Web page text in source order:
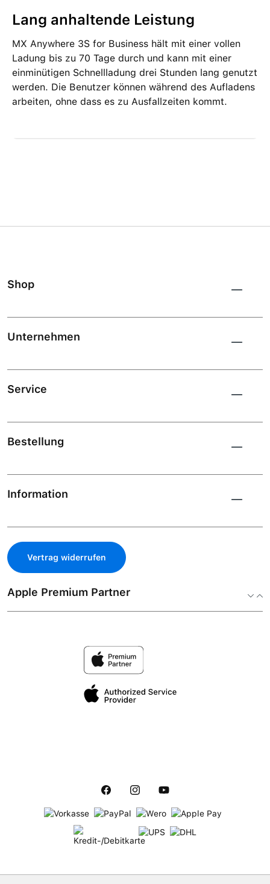
Lang anhaltende Leistung
MX Anywhere 3S for Business hält mit einer vollen
Ladung bis zu 70 Tage durch und kann mit einer
einminütigen Schnellladung drei Stunden lang genutzt
werden. Die Benutzer können während des Aufladens
arbeiten, ohne dass es zu Ausfallzeiten kommt.
Shop
Unternehmen
Service
Bestellung
Information
Vertrag widerrufen
Apple Premium Partner